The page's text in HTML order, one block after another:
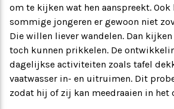
om te kijken wat hen aanspreekt.
sommige jongeren er gewoon niet
Die willen liever wandelen. Dan kijken
toch kunnen prikkelen. De
dagelijkse activiteiten zoals tafel
vaatwasser in- en uitruimen. Dit
zodat hij of zij kan meedraaien in het